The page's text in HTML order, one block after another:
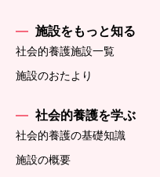
施設をもっと知る
社会的養護施設一覧
施設のおたより
社会的養護を学ぶ
社会的養護の基礎知識
施設の概要